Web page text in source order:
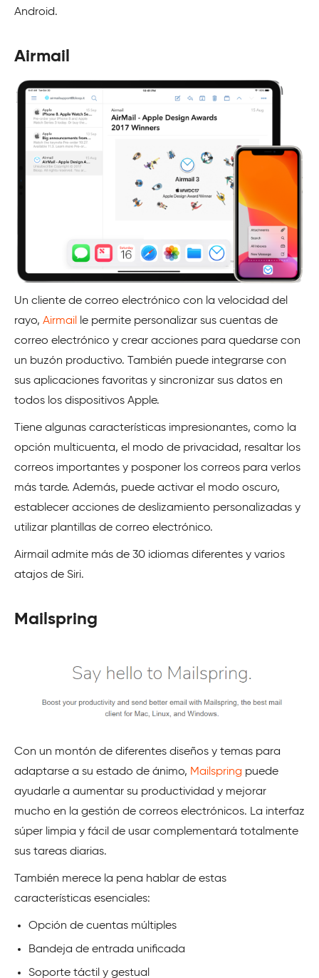
Android.
Airmail
Un cliente de correo electrónico con la velocidad del
rayo, Airmail
le permite personalizar sus cuentas de
correo electrónico y crear acciones para quedarse con
un buzón productivo. También puede integrarse con
sus aplicaciones favoritas y sincronizar sus datos en
todos los dispositivos Apple.
Tiene algunas características impresionantes, como la
opción multicuenta, el modo de privacidad, resaltar los
correos importantes y posponer los correos para verlos
más tarde. Además, puede activar el modo oscuro,
establecer acciones de deslizamiento personalizadas y
utilizar plantillas de correo electrónico.
Airmail admite más de 30 idiomas diferentes y varios
atajos de Siri.
Mailspring
Con un montón de diferentes diseños y temas para
adaptarse a su estado de ánimo, Mailspring puede
ayudarle a aumentar su productividad y mejorar
mucho en la gestión de correos electrónicos. La interfaz
súper limpia y fácil de usar complementará totalmente
sus tareas diarias.
También merece la pena hablar de estas
características esenciales:
Opción de cuentas múltiples
Bandeja de entrada unificada
Soporte táctil y gestual